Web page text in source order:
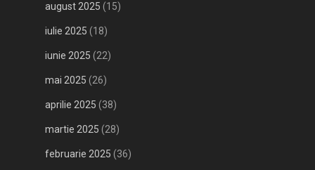
august 2025 (15)
iulie 2025 (18)
iunie 2025 (22)
mai 2025 (26)
aprilie 2025 (38)
martie 2025 (28)
februarie 2025 (36)